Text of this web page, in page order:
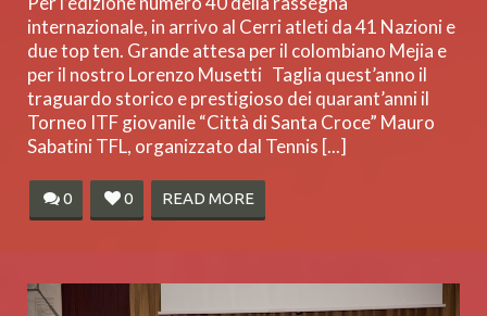
internazionale, in arrivo al Cerri atleti da 41 Nazioni e
due top ten. Grande attesa per il colombiano Mejia e
per il nostro Lorenzo Musetti Taglia quest’anno il
traguardo storico e prestigioso dei quarant’anni il
Torneo ITF giovanile “Città di Santa Croce” Mauro
Sabatini TFL, organizzato dal Tennis [...]
0 0 READ MORE